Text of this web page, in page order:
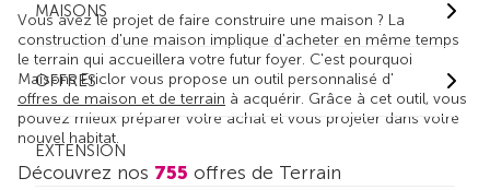
MAISONS
OFFRES
EXTENSION
Vous avez le projet de faire construire une maison ? La
construction d'une maison implique d'acheter en même temps
le terrain qui accueillera votre futur foyer. C'est pourquoi
Maisons Ericlor vous propose un outil personnalisé d'
offres de maison et de terrain à acquérir. Grâce à cet outil, vous
pouvez mieux préparer votre achat et vous projeter dans votre
nouvel habitat.
Découvrez nos 755 offres de Terrain